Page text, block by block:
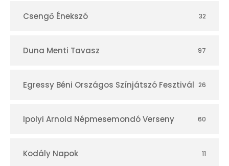
Csengő Énekszó 32
Duna Menti Tavasz 97
Egressy Béni Országos Színjátszó Fesztivál 26
Ipolyi Arnold Népmesemondó Verseny 60
Kodály Napok 11